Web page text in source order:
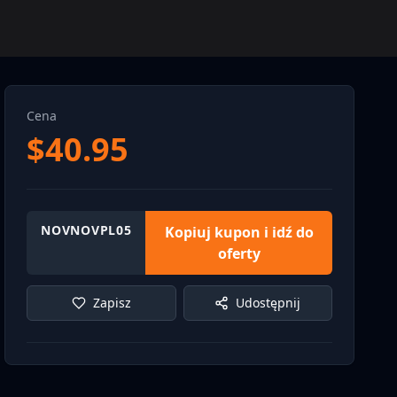
Cena
$40.95
NOVNOVPL05
Kopiuj kupon i idź do
oferty
Zapisz Udostępnij